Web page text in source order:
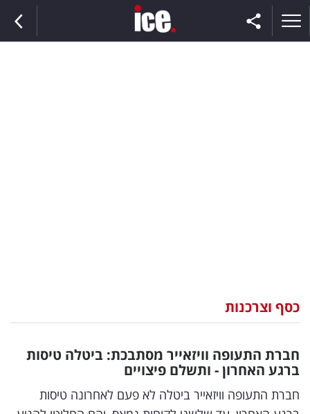
וצרכנות
דיגיטל
וטק
כסף וצרכנות
חברת התעופה וויזאייר מסתבכת: ביטלה טיסות
ברגע האחרון - ותשלם פיצויים
חברת התעופה וויזאייר ביטלה לא פעם לאחרונה טיסות